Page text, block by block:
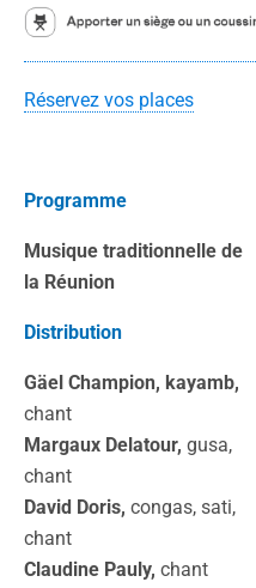
Réservez vos places
Programme
Musique traditionnelle de
la Réunion
Distribution
Gäel Champion, kayamb,
chant
Margaux Delatour, gusa,
chant
David Doris, congas, sati,
chant
Claudine Pauly, chant